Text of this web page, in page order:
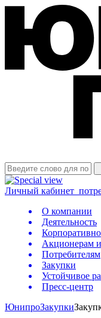
Личный кабинет
О компании
Деятельность
Акционерам
Потребителям
Закупки
Устойчивое
Пресс-центр
ЮнипроЗакупки